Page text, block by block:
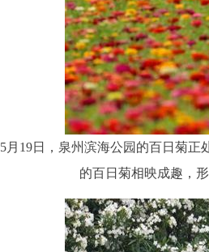
5月19日，泉州滨海公园的百日菊
的百日菊相映成趣，